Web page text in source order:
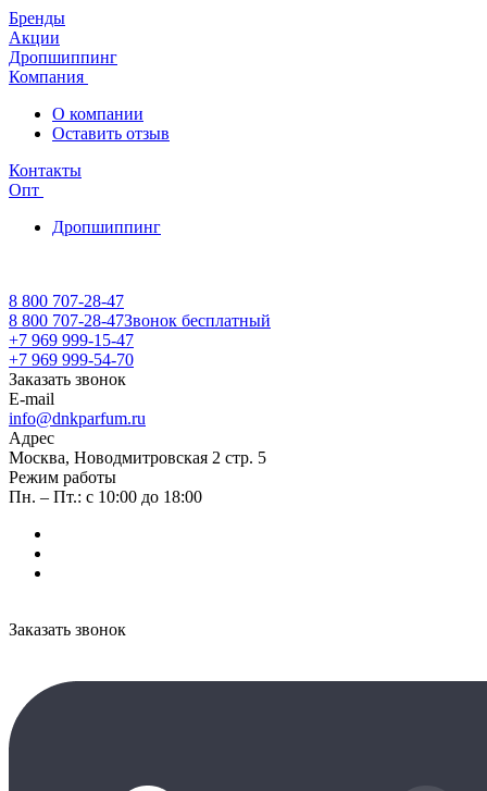
Бренды
Акции
Дропшиппинг
Компания
О компании
Оставить отзыв
Контакты
Опт
Дропшиппинг
8 800 707-28-47
8 800 707-28-47Звонок бесплатный
+7 969 999-15-47
+7 969 999-54-70
Заказать звонок
E-mail
info@dnkparfum.ru
Адрес
Москва, Новодмитровская 2 стр. 5
Режим работы
Пн. – Пт.: с 10:00 до 18:00
Заказать звонок